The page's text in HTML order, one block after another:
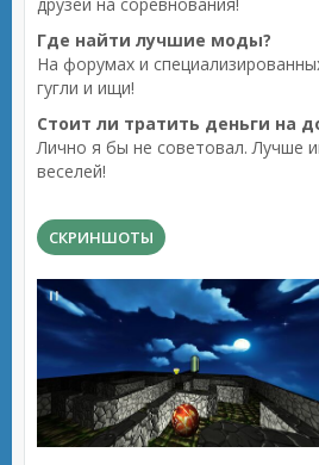
Где найти лучшие моды?
На форумах и
гугли и ищи!
Стоит ли тратить деньги на
Лично я бы не советовал. Лучше
веселей!
СКРИНШОТЫ